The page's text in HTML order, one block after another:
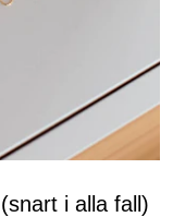
i alla fall)